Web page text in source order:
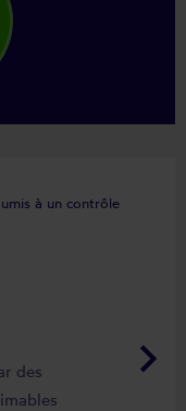
à un contrôle
keyboard_arrow_right
des